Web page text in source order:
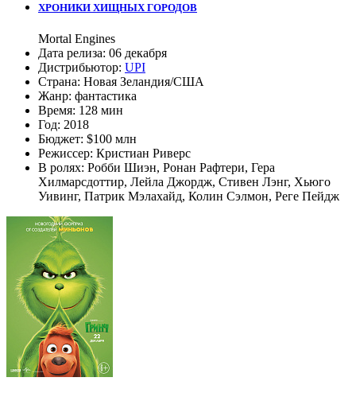
ХРОНИКИ ХИЩНЫХ ГОРОДОВ
Mortal Engines
Дата релиза: 06 декабря
Дистрибьютор: UPI
Страна: Новая Зеландия/США
Жанр: фантастика
Время: 128 мин
Год: 2018
Бюджет: $100 млн
Режиссер: Кристиан Риверс
В ролях: Робби Шиэн, Ронан Рафтери, Гера
Хилмарсдоттир, Лейла Джордж, Стивен Лэнг, Хьюго
Уивинг, Патрик Мэлахайд, Колин Сэлмон, Реге Пейдж